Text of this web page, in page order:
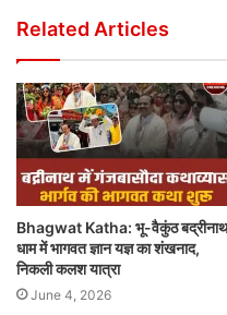
Related Articles
Bhagwat Katha: भू-वैकुंठ बद्रीनाथ
धाम में भागवत ज्ञान यज्ञ का शंखनाद,
निकली कलश यात्रा
June 4, 2026